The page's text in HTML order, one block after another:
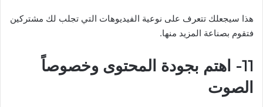
هذا سيجعلك تتعرف على نوعية الفيديوهات التي تجلب لك مشتركين
فتقوم بصناعة المزيد منها.
11- اهتم بجودة المحتوى وخصوصاً
الصوت